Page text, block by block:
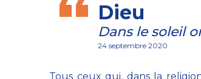
Dieu
Dans le soleil
24 septembre 2020
Tous ceux qui, dans la